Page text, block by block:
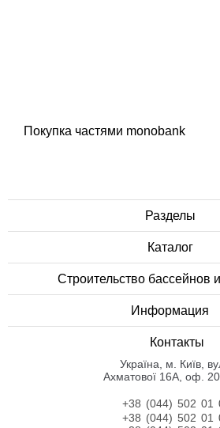
Покупка частями monobank
Разделы
Каталог
Строительство бассейнов
Информация
Контакты
Українa, м. Київ,
Ахматової 16А, оф.
+38 (044) 502 01
+38 (044) 502 01